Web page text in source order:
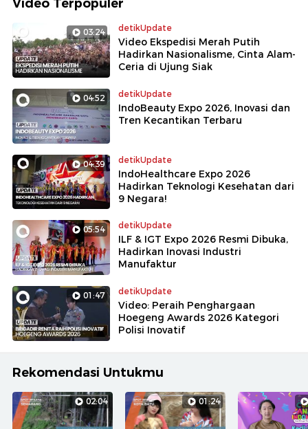
Video Terpopuler
03:24 detikUpdate
Video Ekspedisi Merah Putih
Hadirkan Nasionalisme, Cinta Alam-
Ceria di Ujung Siak
04:52 detikUpdate
IndoBeauty Expo 2026, Inovasi dan
Tren Kecantikan Terbaru
04:39 detikUpdate
IndoHealthcare Expo 2026
Hadirkan Teknologi Kesehatan dari
9 Negara!
05:54 detikUpdate
ILF & IGT Expo 2026 Resmi Dibuka,
Hadirkan Inovasi Industri
Manufaktur
01:47 detikUpdate
Video: Peraih Penghargaan
Hoegeng Awards 2026 Kategori
Polisi Inovatif
Rekomendasi Untukmu
02:04 01:24